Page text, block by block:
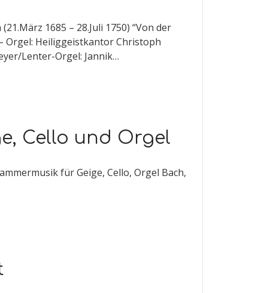
1685 – 28.Juli 1750) “Von der
Orgel: Heiliggeistkantor Christoph
Lenter-Orgel: Jannik…
Cello und Orgel
für Geige, Cello, Orgel Bach,